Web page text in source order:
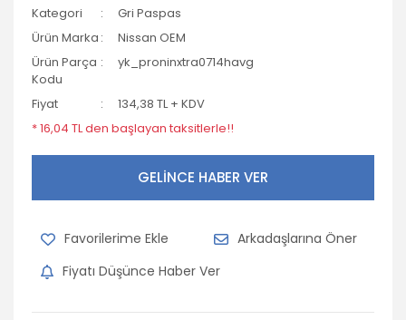
Kategori
Gri Paspas
Ürün Marka
Nissan OEM
Ürün Parça
Kodu
yk_proninxtra0714havg
Fiyat
134,38 TL + KDV
* 16,04 TL den başlayan taksitlerle!!
GELİNCE HABER VER
Arkadaşlarına Öner
Fiyatı Düşünce Haber Ver